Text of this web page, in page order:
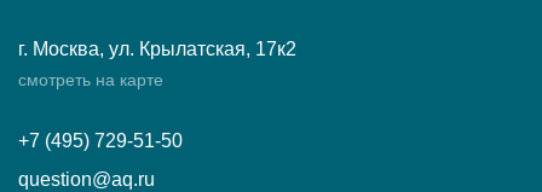
г. Москва, ул. Крылатская, 17к2
смотреть на карте
+7 (495) 729-51-50
question@aq.ru